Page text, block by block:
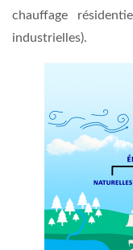
chauffage
industrielles).